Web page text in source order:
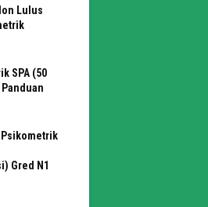
Lulus
SPA (50
Gred N1